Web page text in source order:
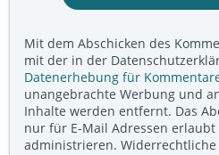
Mit dem Abschicken des
mit der in der
Datenerhebung für
unangebrachte Werbung und
Inhalte werden entfernt. Das
nur für E-Mail Adressen
administrieren.